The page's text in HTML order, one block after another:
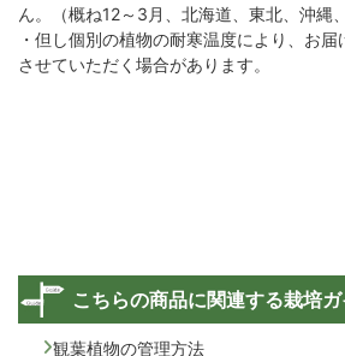
ん。（概ね12～3月、北海道、東北、沖縄
・但し個別の植物の耐寒温度により、お
させていただく場合があります。
こちらの商品に関連する栽培
観葉植物の管理方法